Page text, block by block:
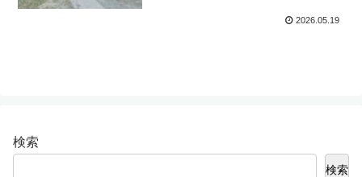
2026.05.19
検索
検索